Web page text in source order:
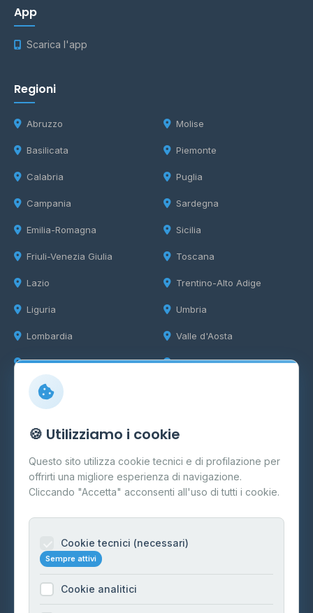
App
Scarica l'app
Regioni
Abruzzo
Basilicata
Calabria
Campania
Emilia-Romagna
Friuli-Venezia Giulia
Lazio
Liguria
Lombardia
Marche
Molise
Piemonte
Puglia
Sardegna
Sicilia
Toscana
Trentino-Alto Adige
Umbria
Valle d'Aosta
Veneto
Info
Cos'è il GPL
FAQ
Contatti
Informazioni legali
Cookie Policy
🍪 Utilizziamo i cookie
Questo sito utilizza cookie tecnici e di profilazione per
offrirti una migliore esperienza di navigazione.
Cliccando "Accetta" acconsenti all'uso di tutti i cookie.
Cookie tecnici (necessari)
Sempre attivi
Cookie analitici